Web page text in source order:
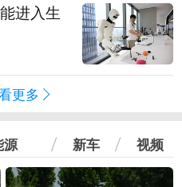
进入生
更多
源 新车 视频